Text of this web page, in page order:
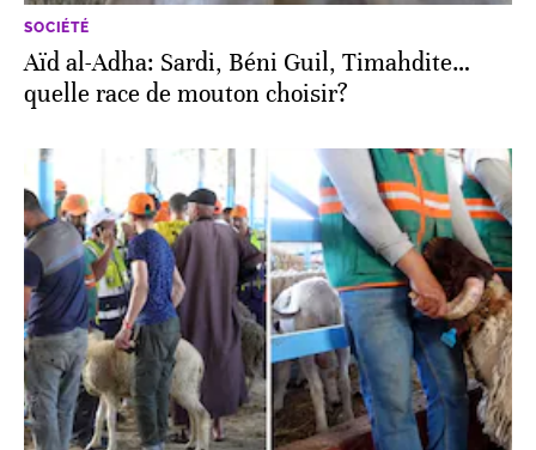
SOCIÉTÉ
Aïd al-Adha: Sardi, Béni Guil, Timahdite…
quelle race de mouton choisir?